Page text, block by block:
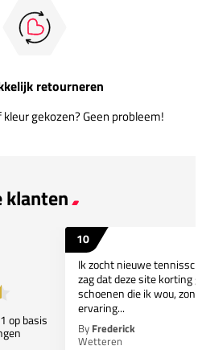
retourneren
gekozen? Geen probleem!
klanten
op basis
10
Ik zocht nieuwe
zag dat deze site korting
schoenen die ik wou,
ervaring...
By Frederick
Wetteren